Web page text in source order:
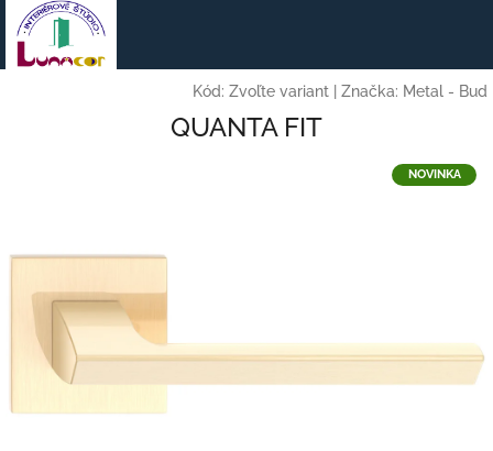
Prejsť
obsah
Kód: Zvoľte variant Značka: Metal - Bud
QUANTA FIT
NOVINKA